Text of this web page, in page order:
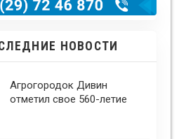
НОВОСТИ
Агрогородок Дивин
отметил свое 560-летие